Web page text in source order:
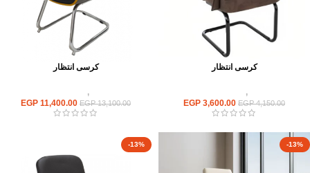
كرسى انتظار
,
EGP4,150.00
EGP 3,600.00
كرسى انتظار
,
EGP13,100.00
EGP 11,400.00
-13%
-13%